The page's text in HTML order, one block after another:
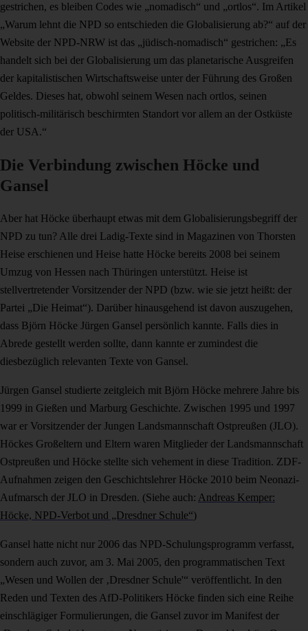
gestrichen, es bleiben Codes wie „nomadisch“ und „ortlos“. Im Artikel
„Warum lehnt die NPD so entschieden die Globalisierung ab?“ auf der
Website der NPD-NRW ist das „jüdisch-nomadisch“ gestrichen: „Es
handelt sich bei der Globalisierung um das planetarische Ausgreifen
der kapitalistischen Wirtschaftsweise unter der Führung des Großen
Geldes. Dieses hat, obwohl seinem Wesen nach ortlos, seinen
politisch-militärisch beschirmten Standort vor allem an der Ostküste
der USA.“
Die Verbindung zwischen Höcke und
Gansel
Aber hat Höcke überhaupt etwas mit dem Globalisierungsbegriff der
NPD zu tun? Alle drei Ladig-Texte sind in Magazinen von Thorsten
Heise erschienen und Heise hatte Höcke bereits 2008 bei seinem
Umzug von Hessen nach Thüringen unterstützt. Heise ist
stellvertretender Vorsitzender der NPD (bzw. wie sie jetzt heißt: der
Partei „Die Heimat“). Darüber hinausgehend ist davon auszugehen,
dass Björn Höcke Jürgen Gansel persönlich kannte. Falls dies in
Abrede gestellt werden sollte, dann kannte er zumindest die
diesbezüglich relevanten Texte von Gansel.
Jürgen Gansel studierte zeitgleich mit Björn Höcke mehrere Jahre bis
1999 in Gießen und Marburg Geschichte. Zwischen 1995 und 1997
war er Vorsitzender der Jungen Landsmannschaft Ostpreußen (JLO).
Höckes Großeltern und Eltern waren Mitglieder der Landsmannschaft
Ostpreußen und Höcke stellte sich vehement in diese Tradition. ZDF-
Aufnahmen zeigen den Geschichtslehrer Höcke 2010 beim Neonazi-
Aufmarsch der JLO in Dresden. (Siehe auch: Andreas Kemper:
Höcke, NPD-Verbot und „Dresdner Schule“)
Gansel hatte nicht nur 2006 das NPD-Schulungsprogramm verfasst,
sondern auch zuvor, am 3. Mai 2005, den programmatischen Text
„Wesen und Wollen der ‚Dresdner Schule'“ veröffentlicht. In den
Reden und Texten des AfD-Politikers Höcke finden sich eine Reihe
einschlägiger Formulierungen, die Gansel zuvor im Manifest der